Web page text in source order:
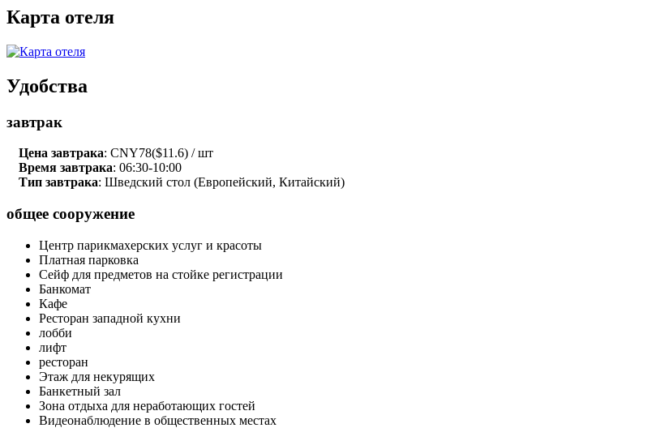
Карта отеля
Удобства
завтрак
Цена завтрака: CNY78($11.6) / шт
Время завтрака: 06:30-10:00
Тип завтрака: Шведский стол (Европейский, Китайский)
общее сооружение
Центр парикмахерских услуг и красоты
Платная парковка
Сейф для предметов на стойке регистрации
Банкомат
Кафе
Ресторан западной кухни
лобби
лифт
ресторан
Этаж для некурящих
Банкетный зал
Зона отдыха для неработающих гостей
Видеонаблюдение в общественных местах